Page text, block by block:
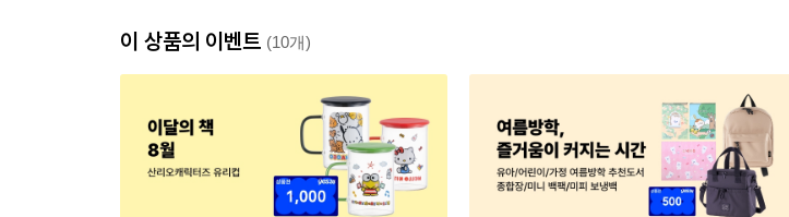
이 상품의 이벤트 (10개)